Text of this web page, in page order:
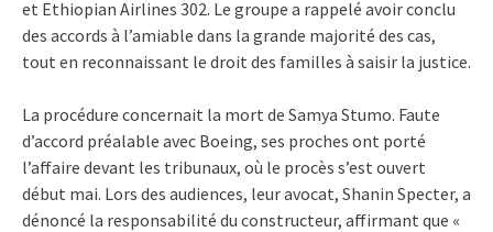
et Ethiopian Airlines 302. Le groupe a rappelé avoir conclu
des accords à l’amiable dans la grande majorité des cas,
tout en reconnaissant le droit des familles à saisir la justice.
La procédure concernait la mort de Samya Stumo. Faute
d’accord préalable avec Boeing, ses proches ont porté
l’affaire devant les tribunaux, où le procès s’est ouvert
début mai. Lors des audiences, leur avocat, Shanin Specter, a
dénoncé la responsabilité du constructeur, affirmant que «